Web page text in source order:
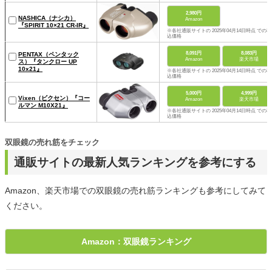
NASHICA（ナシカ）
『SPIRIT 10×21 CR-IR』
2,980円
Amazon
※各社通販サイトの 2025年04月14日時点 での税
込価格
PENTAX（ペンタック
ス）『タンクロー UP
10x21』
8,091円
Amazon
8,083円
楽天市場
※各社通販サイトの 2025年04月14日時点 での税
込価格
Vixen（ビクセン）『コー
ルマン M10X21』
5,000円
Amazon
4,999円
楽天市場
※各社通販サイトの 2025年04月14日時点 での税
込価格
通販サイトの最新人気ランキングを参考にする
双眼鏡の売れ筋をチェック
Amazon、楽天市場での双眼鏡の売れ筋ランキングも参考にしてみて
ください。
Amazon：双眼鏡ランキング